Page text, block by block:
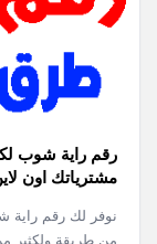
رقم راية شوب
مشترياتك اون
نوفر لك رقم راية
من طريقة ولكثير